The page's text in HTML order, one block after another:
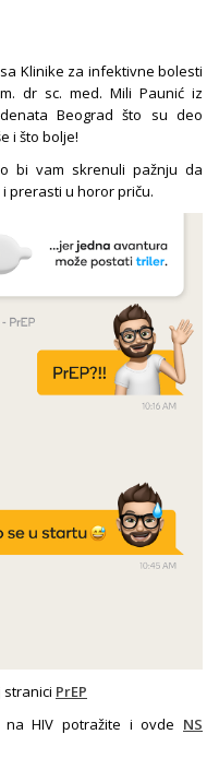
Klinike za infektivne bolesti
dr sc. med. Mili Paunić iz
Beograd što su deo
i što bolje!
bi vam skrenuli pažnju da
prerasti u horor priču.
stranici PrEP
HIV potražite i ovde NS